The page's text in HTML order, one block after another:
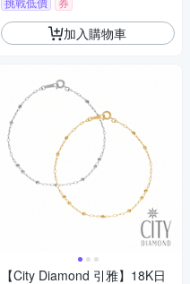
加入購物車
【City Diamond 引雅】18K日